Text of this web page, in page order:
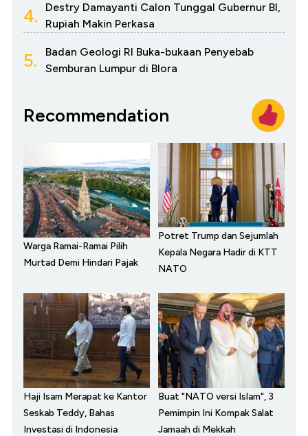
4.
Destry Damayanti Calon Tunggal Gubernur BI,
Rupiah Makin Perkasa
5.
Badan Geologi RI Buka-bukaan Penyebab
Semburan Lumpur di Blora
Recommendation
Warga Ramai-Ramai Pilih
Murtad Demi Hindari Pajak
Potret Trump dan Sejumlah
Kepala Negara Hadir di KTT
NATO
Haji Isam Merapat ke Kantor
Seskab Teddy, Bahas
Investasi di Indonesia
Buat "NATO versi Islam", 3
Pemimpin Ini Kompak Salat
Jamaah di Mekkah